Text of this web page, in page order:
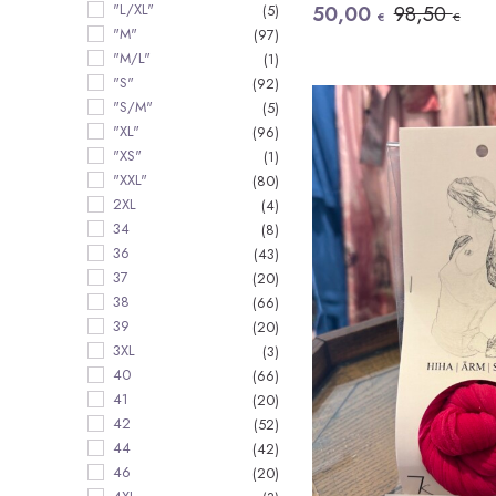
"L/XL"
(5)
"M"
(97)
"M/L"
(1)
"S"
(92)
"S/M"
(5)
"XL"
(96)
"XS"
(1)
"XXL"
(80)
2XL
(4)
34
(8)
36
(43)
37
(20)
38
(66)
39
(20)
3XL
(3)
40
(66)
41
(20)
42
(52)
44
(42)
46
(20)
98,50€
Alkuperäinen
hinta
50,00 €
Nykyinen
hinta